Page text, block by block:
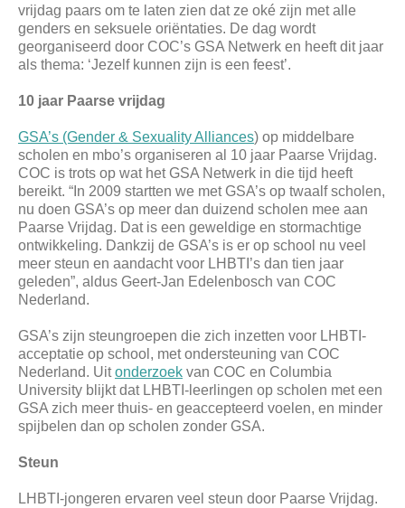
vrijdag paars om te laten zien dat ze oké zijn met alle
genders en seksuele oriëntaties. De dag wordt
georganiseerd door COC’s GSA Netwerk en heeft dit jaar
als thema: ‘Jezelf kunnen zijn is een feest’.
10 jaar Paarse vrijdag
GSA’s (Gender & Sexuality Alliances) op middelbare
scholen en mbo’s organiseren al 10 jaar Paarse Vrijdag.
COC is trots op wat het GSA Netwerk in die tijd heeft
bereikt. “In 2009 startten we met GSA’s op twaalf scholen,
nu doen GSA’s op meer dan duizend scholen mee aan
Paarse Vrijdag. Dat is een geweldige en stormachtige
ontwikkeling. Dankzij de GSA’s is er op school nu veel
meer steun en aandacht voor LHBTI’s dan tien jaar
geleden”, aldus Geert-Jan Edelenbosch van COC
Nederland.
GSA’s zijn steungroepen die zich inzetten voor LHBTI-
acceptatie op school, met ondersteuning van COC
Nederland. Uitonderzoek van COC en Columbia
University blijkt dat LHBTI-leerlingen op scholen met een
GSA zich meer thuis- en geaccepteerd voelen, en minder
spijbelen dan op scholen zonder GSA.
Steun
LHBTI-jongeren ervaren veel steun door Paarse Vrijdag.